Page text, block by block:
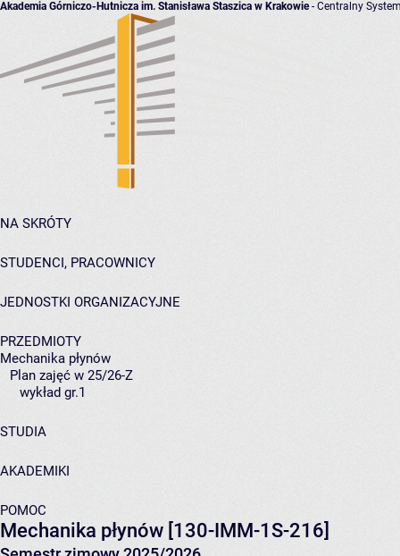
Akademia Górniczo-Hutnicza im. Stanisława Staszica w Krakowie- Centralny
NA SKRÓTY
STUDENCI, PRACOWNICY
JEDNOSTKI ORGANIZACYJNE
PRZEDMIOTY
Mechanika płynów
Plan zajęć w 25/26-Z
wykład gr.1
STUDIA
AKADEMIKI
POMOC
Mechanika płynów [130-IMM-1S-216]